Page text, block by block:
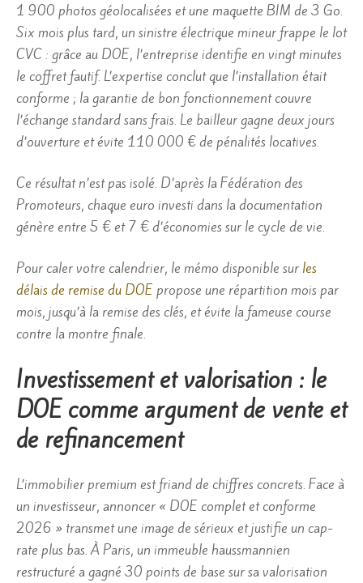
1 900 photos géolocalisées et une maquette BIM de 3 Go.
Six mois plus tard, un sinistre électrique mineur frappe le lot
CVC : grâce au DOE, l’entreprise identifie en vingt minutes
le coffret fautif. L’expertise conclut que l’installation était
conforme ; la garantie de bon fonctionnement couvre
l’échange standard sans frais. Le bailleur gagne deux jours
d’ouverture et évite 110 000 € de pénalités locatives.
Ce résultat n’est pas isolé. D’après la Fédération des
Promoteurs, chaque euro investi dans la documentation
génère entre 5 € et 7 € d’économies sur le cycle de vie.
Pour caler votre calendrier, le mémo disponible sur les
délais de remise du DOE propose une répartition mois par
mois, jusqu’à la remise des clés, et évite la fameuse course
contre la montre finale.
Investissement et valorisation : le
DOE comme argument de vente et
de refinancement
L’immobilier premium est friand de chiffres concrets. Face à
un investisseur, annoncer « DOE complet et conforme
2026 » transmet une image de sérieux et justifie un cap-
rate plus bas. À Paris, un immeuble haussmannien
restructuré a gagné 30 points de base sur sa valorisation